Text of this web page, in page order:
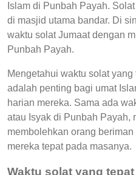
Islam di Punbah Payah.
di masjid utama bandar. Di
waktu solat Jumaat dengan
Punbah Payah.
Mengetahui waktu solat
adalah penting bagi umat
harian mereka. Sama ada
atau Isyak di Punbah Payah,
membolehkan orang
mereka tepat pada masanya.
Waktu solat yang